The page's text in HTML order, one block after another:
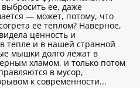
ее, даже
— может, потому, что
ее теплом? Наверное,
ценность и
тепле и в нашей странной
мышки долго лежат в
хламом, и только потом
в мусор,
к современности...